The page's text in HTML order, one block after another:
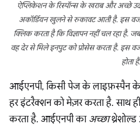
ऐप्लिकेशन के रिस्पॉन्स के खराब और अच्छे
अकॉर्डियन खुलने से रुकावट आती है. इस
क्लिक करता है कि विज्ञापन नहीं चल रहा है.
वह देर से मिले इनपुट को प्रोसेस करता है. इस
होता है.
आईएनपी, किसी पेज के लाइफ़स्पैन के
हर इंटरैक्शन को मेज़र करता है. साथ
करता है. आईएनपी का अच्छा